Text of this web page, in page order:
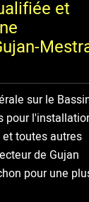
et
sur le
pour
toutes autres
de Gujan
pour une